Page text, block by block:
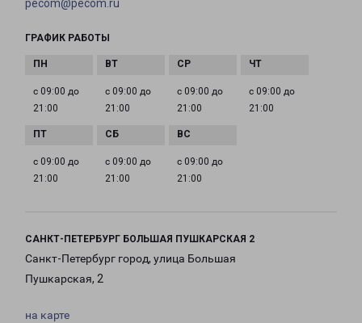
pecom@pecom.ru
ГРАФИК РАБОТЫ
с 09:00 до
21:00
с 09:00 до
21:00
с 09:00 до
21:00
с 09:00 до
21:00
с 09:00 до
21:00
с 09:00 до
21:00
с 09:00 до
21:00
САНКТ-ПЕТЕРБУРГ БОЛЬШАЯ ПУШКАРСКАЯ 2
Санкт-Петербург город, улица Большая
Пушкарская, 2
на карте